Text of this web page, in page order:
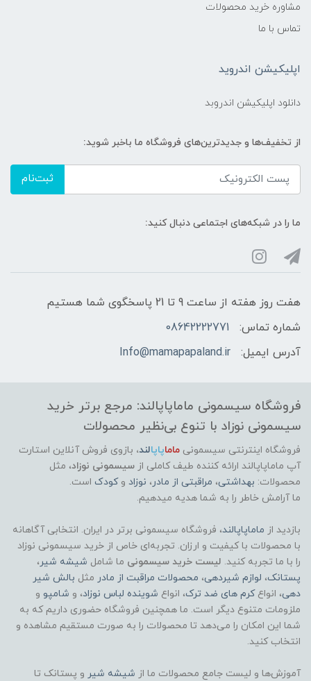
مشاوره خرید محصولات
تماس با ما
اپلیکیشن اندروید
دانلود اپلیکیشن اندروبد
از تخفیف‌ها و جدیدترین‌های فروشگاه ما باخبر شوید:
ثبت‌نام
ما را در شبکه‌های اجتماعی دنبال کنید:
هفت روز هفته از ساعت 9 تا 21 پاسخگوی شما هستیم
شماره تماس:
08642222771
آدرس ایمیل:
Info@mamapapaland.ir
فروشگاه سیسمونی ماماپاپالند: مرجع برتر خرید
سیسمونی نوزاد با تنوع بی‌نظیر محصولات
فروشگاه اینترنتی سیسمونی ماماپاپالند، بازوی فروش آنلاین استارت
آپ ماماپاپالند ارائه کننده طیف کاملی از سیسمونی نوزاد، مثل
محصولات: بهداشتی، مراقبتی از مادر، نوزاد وکودک است.
ما آرامش خاطر را به شما هدیه میدهیم.
بازدید از ماماپاپالند، فروشگاه سیسمونی برتر در ایران. انتخابی آگاهانه
با محصولات با کیفیت و ارزان. تجربه‌ای خاص از خرید سیسمونی نوزاد
را با ما تجربه کنید. لیست خرید سیسمونی ما شامل شیشه شیر،
پستانک، لوازم شیردهی، محصولات مراقبت از مادر مثل بالش شیر
دهی، انواعکرم های ضد ترک، انواع شوینده لباس نوزاد، و شامپو و
ملزومات متنوع دیگر است. ما همچنین فروشگاه حضوری داریم که به
شما این امکان را می‌دهد تا محصولات را به صورت مستقیم مشاهده و
انتخاب کنید.
آموزش‌ها و لیست جامع محصولات ما از شیشه شیر و پستانک تا